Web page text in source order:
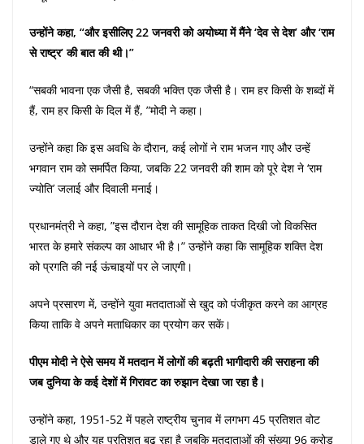
उन्होंने कहा, “और इसीलिए 22 जनवरी को अयोध्या में मैंने ‘देव से देश’ और ‘राम
से राष्ट्र’ की बात की थी।”
“सबकी भावना एक जैसी है, सबकी भक्ति एक जैसी है। राम हर किसी के शब्दों में
हैं, राम हर किसी के दिल में हैं, ”मोदी ने कहा।
उन्होंने कहा कि इस अवधि के दौरान, कई लोगों ने राम भजन गाए और उन्हें
भगवान राम को समर्पित किया, जबकि 22 जनवरी की शाम को पूरे देश ने ‘राम
ज्योति’ जलाई और दिवाली मनाई।
प्रधानमंत्री ने कहा, ”इस दौरान देश की सामूहिक ताकत दिखी जो विकसित
भारत के हमारे संकल्प का आधार भी है।” उन्होंने कहा कि सामूहिक शक्ति देश
को प्रगति की नई ऊंचाइयों पर ले जाएगी।
अपने प्रसारण में, उन्होंने युवा मतदाताओं से खुद को पंजीकृत करने का आग्रह
किया ताकि वे अपने मताधिकार का प्रयोग कर सकें।
पीएम मोदी ने ऐसे समय में मतदान में लोगों की बढ़ती भागीदारी की सराहना की
जब दुनिया के कई देशों में गिरावट का रुझान देखा जा रहा है।
उन्होंने कहा, 1951-52 में पहले राष्ट्रीय चुनाव में लगभग 45 प्रतिशत वोट
डाले गए थे और यह प्रतिशत बढ़ रहा है जबकि मतदाताओं की संख्या 96 करोड़